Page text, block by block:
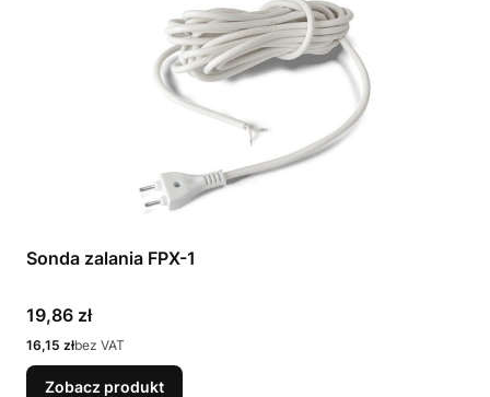
Sonda zalania FPX-1
Cena
19,86 zł
Cena
16,15 złbez VAT
Zobacz produkt